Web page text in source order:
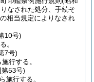
なされた処分、手続そ
相当規定によりなされ
10号)
。
7号)
行する。
第53号)
施行する。